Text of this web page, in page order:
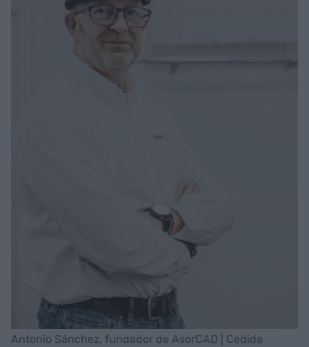
Antonio Sánchez, fundador de AsorCAD | Cedida